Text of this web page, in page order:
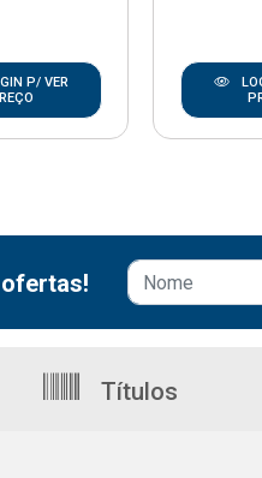
P/ VER
Títulos